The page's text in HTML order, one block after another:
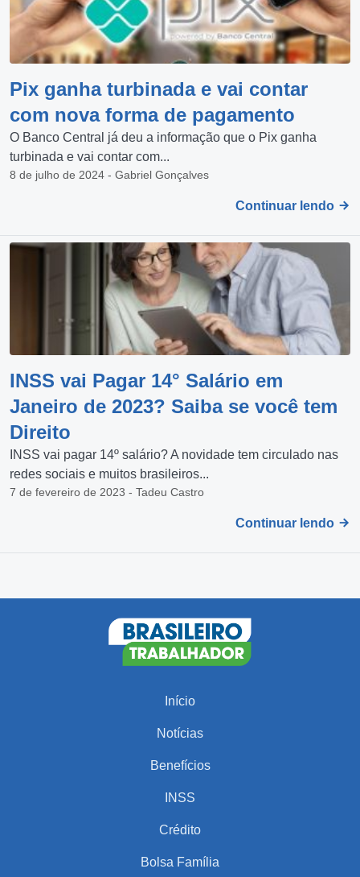
Pix ganha turbinada e vai contar
com nova forma de pagamento
O Banco Central já deu a informação que o Pix ganha
turbinada e vai contar com...
8 de julho de 2024 - Gabriel Gonçalves
Continuar lendo
INSS vai Pagar 14° Salário em
Janeiro de 2023? Saiba se você tem
Direito
INSS vai pagar 14º salário? A novidade tem circulado nas
redes sociais e muitos brasileiros...
7 de fevereiro de 2023 - Tadeu Castro
Continuar lendo
Início
Notícias
Benefícios
INSS
Crédito
Bolsa Família